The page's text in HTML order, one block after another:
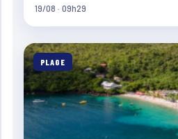
19/08 · 09h29
PLAGE